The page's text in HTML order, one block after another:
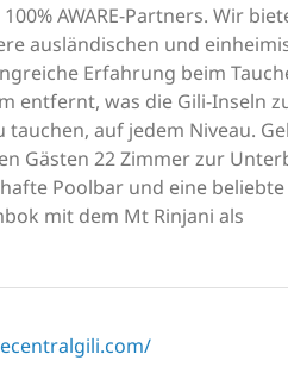
AWARE-Partners. Wir
ausländischen und
Erfahrung beim
entfernt, was die Gili-Inseln
auf jedem Niveau.
Gästen 22 Zimmer zur
Poolbar und eine beliebte
mit dem Mt Rinjani als